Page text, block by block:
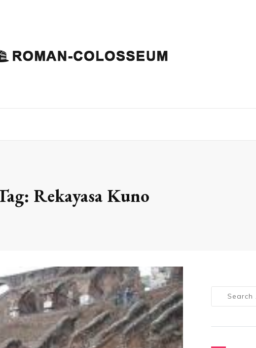
Rekayasa Kuno
Search